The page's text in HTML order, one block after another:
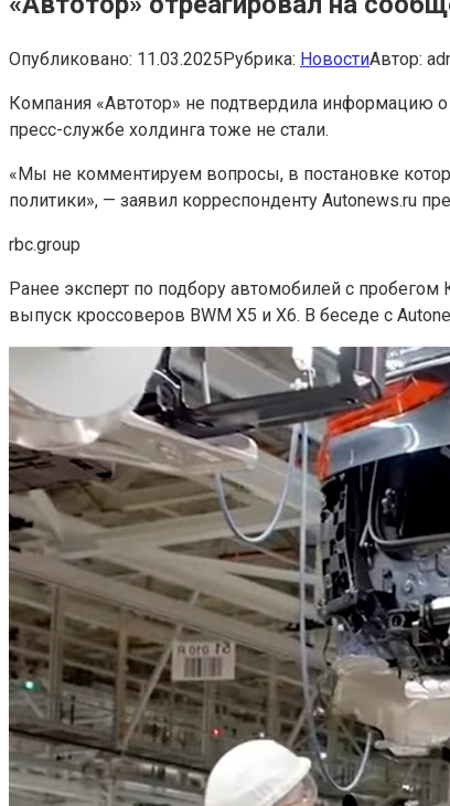
Опубликовано: 11.03.2025Рубрика: НовостиАвтор:
Компания «Автотор» не подтвердила информацию о
пресс-службе холдинга тоже не стали.
«Мы не комментируем вопросы, в постановке
политики», — заявил корреспонденту Autonews.ru
rbc.group
Ранее эксперт по подбору автомобилей с
выпуск кроссоверов BWM X5 и X6. В беседе с